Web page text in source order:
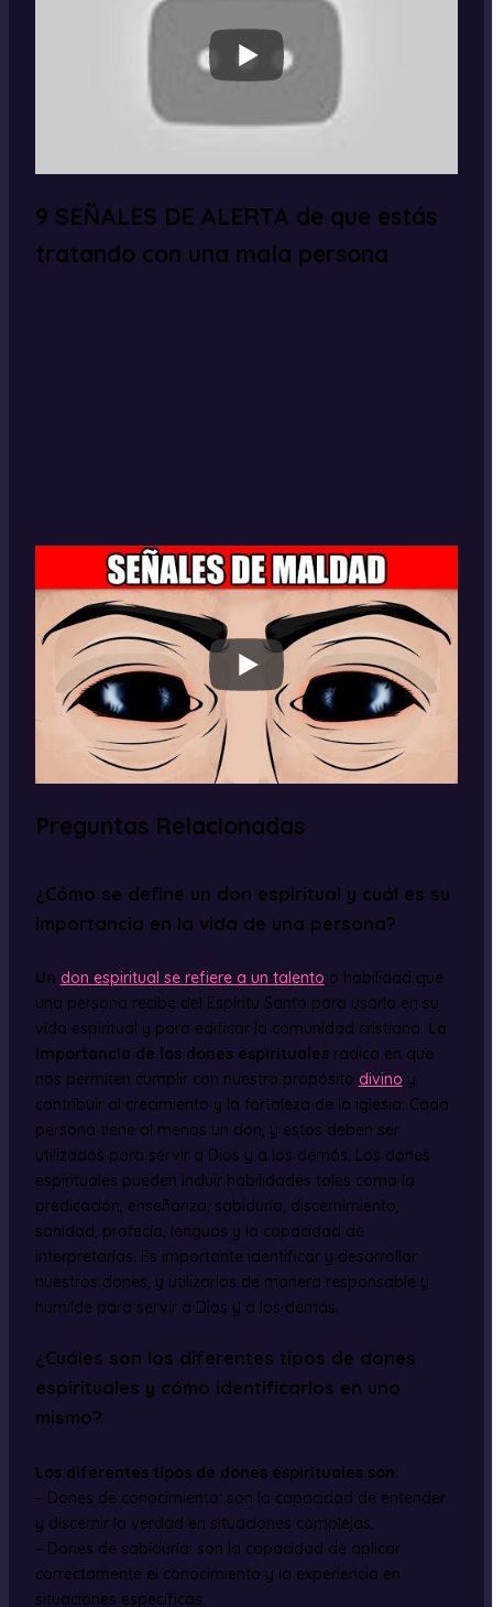
9 SEÑALES DE ALERTA de que estás
tratando con una mala persona
Preguntas Relacionadas
¿Cómo se define un don espiritual y cuál es su
importancia en la vida de una persona?
Un don espiritual se refiere a un talento o habilidad que
una persona recibe del Espíritu Santo para usarla en su
vida espiritual y para edificar la comunidad cristiana. La
importancia de los dones espiritualesradica en que
nos permiten cumplir con nuestro propósito divino y
contribuir al crecimiento y la fortaleza de la iglesia. Cada
persona tiene al menos un don, y estos deben ser
utilizados para servir a Dios y a los demás. Los dones
espirituales pueden incluir habilidades tales como la
predicación, enseñanza, sabiduría, discernimiento,
sanidad, profecía, lenguas y la capacidad de
interpretarlas. Es importante identificar y desarrollar
nuestros dones, y utilizarlos de manera responsable y
humilde para servir a Dios y a los demás.
¿Cuáles son los diferentes tipos de dones
espirituales y cómo identificarlos en uno
mismo?
Los diferentes tipos de dones espirituales son:
– Dones de conocimiento: son la capacidad de entender
y discernir la verdad en situaciones complejas.
– Dones de sabiduría: son la capacidad de aplicar
correctamente el conocimiento y la experiencia en
situaciones específicas.